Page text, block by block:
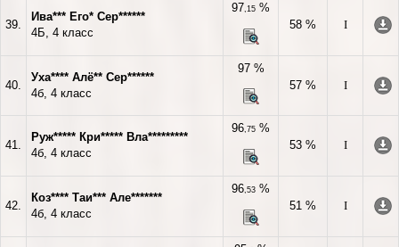
39.
Ива*** Его* Сер******
4Б, 4 класс
97,15 %
58 %
I
40.
Уха**** Алё** Сер******
4б, 4 класс
97 %
57 %
I
41.
Руж***** Кри***** Вла*********
4б, 4 класс
96,75 %
53 %
I
42.
Коз**** Таи*** Але*******
4б, 4 класс
96,53 %
51 %
I